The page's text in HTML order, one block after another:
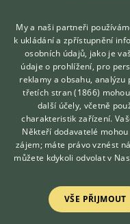
My a naši partneři
k ukládání a zpřístupnění
osobních údajů, jako je
údaje o prohlížení, pro
reklamy a obsahu, analýzu
třetích stran (1866)
další účely, včetně
charakteristik zařízení.
Někteří dodavatelé
zájem; máte právo vznést
můžete kdykoli odvolat v
VŠE PŘIJMOUT